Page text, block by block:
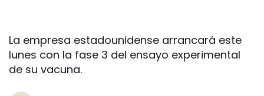
La empresa estadounidense arrancará este
lunes con la fase 3 del ensayo experimental
de su vacuna.